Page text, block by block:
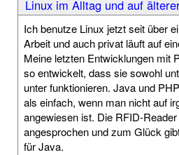
Linux im Alltag und auf
Ich benutze Linux jetzt seit über
Arbeit und auch privat läuft auf
Meine letzten Entwicklungen mit
so entwickelt, dass sie sowohl
unter funktionieren. Java und
als einfach, wenn man nicht auf
angewiesen ist. Die RFID-
angesprochen und zum Glück
für Java.